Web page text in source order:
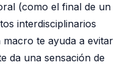
(como el final de un
interdisciplinarios
te ayuda a evitar
da una sensación de